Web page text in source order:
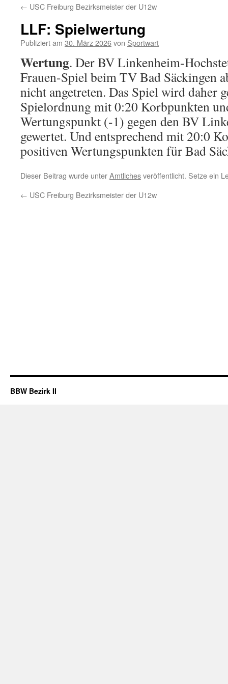
← USC Freiburg Bezirksmeister der U12w
LLF: Spielwertung
Publiziert am 30. März 2026von Sportwart
Wertung. Der BV Linkenheim-
Frauen-Spiel beim TV Bad Säckingen
nicht angetreten. Das Spiel wird daher
Spielordnung mit 0:20 Korbpunkten
Wertungspunkt (-1) gegen den BV
gewertet. Und entsprechend mit 20:0
positiven Wertungspunkten für Bad
Dieser Beitrag wurde unterAmtlichesveröffentlicht. Setze ein
← USC Freiburg Bezirksmeister der U12w
BBW Bezirk II